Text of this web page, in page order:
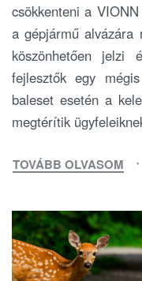
csökkenteni a
a gépjármű alvázára
köszönhetően jelzi
fejlesztők egy
baleset esetén a
megtérítik
TOVÁBB OLVASOM